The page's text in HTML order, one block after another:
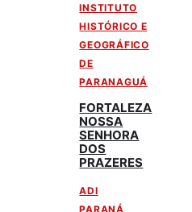
INSTITUTO
HISTÓRICO E
GEOGRÁFICO
DE
PARANAGUÁ
FORTALEZA
NOSSA
SENHORA
DOS
PRAZERES
ADI
PARANÁ